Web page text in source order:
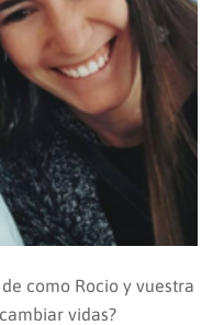
como Rocio y vuestra
vidas?